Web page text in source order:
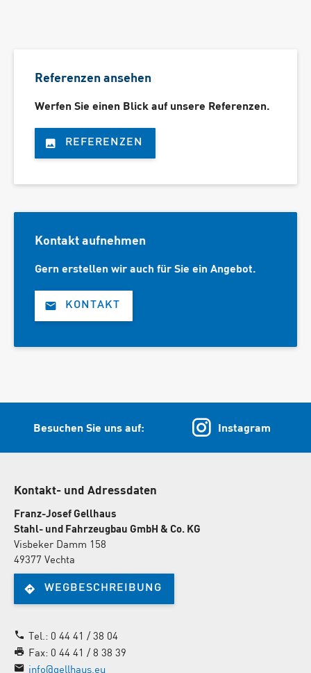
Referenzen ansehen
Werfen Sie einen Blick auf unsere Referenzen.
REFERENZEN
Kontakt aufnehmen
Gern erstellen wir auch für Sie ein Angebot.
KONTAKT
Besuchen Sie uns auf: Instagram
Kontakt- und Adressdaten
Franz-Josef Gellhaus
Stahl- und Fahrzeugbau GmbH & Co. KG
Visbeker Damm 158
49377 Vechta
WEGBESCHREIBUNG
Tel.: 0 44 41 / 38 04
Fax: 0 44 41 / 8 38 39
info@gellhaus.eu